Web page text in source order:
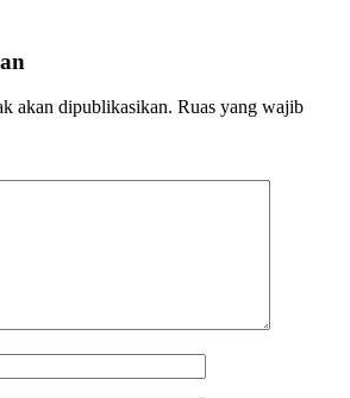
akan dipublikasikan. Ruas yang wajib